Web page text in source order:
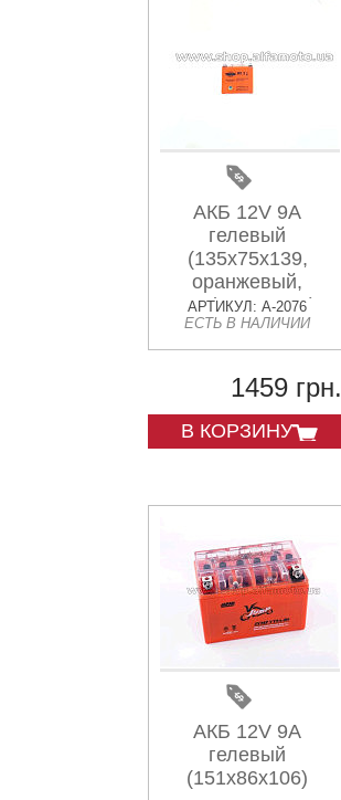
АКБ 12V 9А
гелевый
(135x75x139,
оранжевый,
mod:12N 9-BS)
TERRY (#AKY)
АРТИКУЛ: A-2076
ЕСТЬ В НАЛИЧИИ
1459 грн.
В КОРЗИНУ
АКБ 12V 9А
гелевый
(151x86x106)